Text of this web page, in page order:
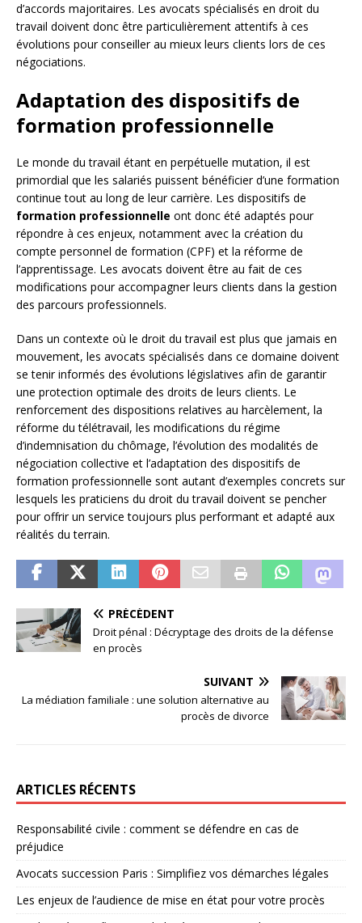
d’accords majoritaires. Les avocats spécialisés en droit du
travail doivent donc être particulièrement attentifs à ces
évolutions pour conseiller au mieux leurs clients lors de ces
négociations.
Adaptation des dispositifs de
formation professionnelle
Le monde du travail étant en perpétuelle mutation, il est
primordial que les salariés puissent bénéficier d’une formation
continue tout au long de leur carrière. Les dispositifs de
formation professionnelle ont donc été adaptés pour
répondre à ces enjeux, notamment avec la création du
compte personnel de formation (CPF) et la réforme de
l’apprentissage. Les avocats doivent être au fait de ces
modifications pour accompagner leurs clients dans la gestion
des parcours professionnels.
Dans un contexte où le droit du travail est plus que jamais en
mouvement, les avocats spécialisés dans ce domaine doivent
se tenir informés des évolutions législatives afin de garantir
une protection optimale des droits de leurs clients. Le
renforcement des dispositions relatives au harcèlement, la
réforme du télétravail, les modifications du régime
d’indemnisation du chômage, l’évolution des modalités de
négociation collective et l’adaptation des dispositifs de
formation professionnelle sont autant d’exemples concrets sur
lesquels les praticiens du droit du travail doivent se pencher
pour offrir un service toujours plus performant et adapté aux
réalités du terrain.
PRÉCÉDENT
Droit pénal : Décryptage des droits de la défense
en procès
SUIVANT
La médiation familiale : une solution alternative au
procès de divorce
ARTICLES RÉCENTS
Responsabilité civile : comment se défendre en cas de
préjudice
Avocats succession Paris : Simplifiez vos démarches légales
Les enjeux de l’audience de mise en état pour votre procès